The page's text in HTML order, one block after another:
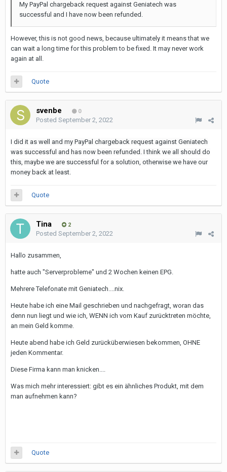
My PayPal chargeback request against Geniatech was
successful and I have now been refunded.
However, this is not good news, because ultimately it means that we
can wait a long time for this problem to be fixed. It may never work
again at all.
Quote
svenbe 0
Posted September 2, 2022
I did it as well and my PayPal chargeback request against Geniatech
was successful and has now been refunded. I think we all should do
this, maybe we are successful for a solution, otherwise we have our
money back at least.
Quote
Tina 2
Posted September 2, 2022
Hallo zusammen,
hatte auch "Serverprobleme" und 2 Wochen keinen EPG.
Mehrere Telefonate mit Geniatech....nix.
Heute habe ich eine Mail geschrieben und nachgefragt, woran das
denn nun liegt und wie ich, WENN ich vom Kauf zurücktreten möchte,
an mein Geld komme.
Heute abend habe ich Geld zurücküberwiesen bekommen, OHNE
jeden Kommentar.
Diese Firma kann man knicken....
Was mich mehr interessiert: gibt es ein ähnliches Produkt, mit dem
man aufnehmen kann?
Quote